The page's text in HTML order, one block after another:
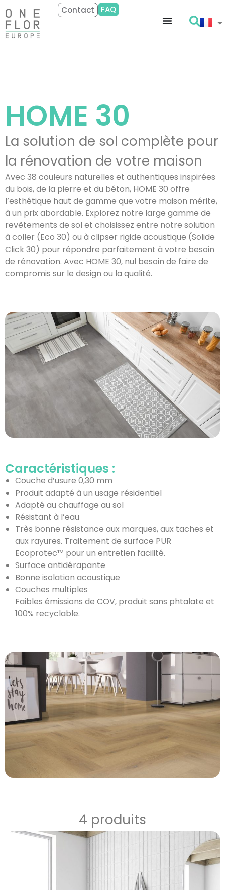
Contact FAQ
HOME 30
La solution de sol complète pour
la rénovation de votre maison
Avec 38 couleurs naturelles et authentiques inspirées
du bois, de la pierre et du béton, HOME 30 offre
l’esthétique haut de gamme que votre maison mérite,
à un prix abordable. Explorez notre large gamme de
revêtements de sol et choisissez entre notre solution
à coller (Eco 30) ou à clipser rigide acoustique (Solide
Click 30) pour répondre parfaitement à votre besoin
de rénovation. Avec HOME 30, nul besoin de faire de
compromis sur le design ou la qualité.
Caractéristiques :
Couche d’usure 0,30 mm
Produit adapté à un usage résidentiel
Adapté au chauffage au sol
Résistant à l’eau
Très bonne résistance aux marques, aux taches et
aux rayures. Traitement de surface PUR
Ecoprotec™ pour un entretien facilité.
Surface antidérapante
Bonne isolation acoustique
Couches multiples
Faibles émissions de COV, produit sans phtalate et
100% recyclable.
4 produits